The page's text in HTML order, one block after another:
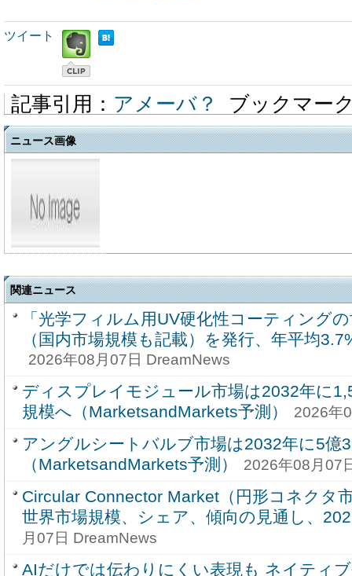
ツイート
記事引用： アメーバ？ ブックマー
ニュース画像
関連ニュース
「光学フィルム用UV硬化性コーティング
（国内市場規模も記載）を発行、年平均
2026年08月07日 DreamNews
ディスプレイモジュール市場は2032年に
規模へ（MarketsandMarkets予測）
2026年
アングルシートバルブ市場は2032年に5億
（MarketsandMarkets予測）
2026年08月07
Circular Connector Market（円形コネクタ
世界市場規模、シェア、傾向の見通し、
月07日 DreamNews
AIだけでは伝わりにくい表現も ネイティ